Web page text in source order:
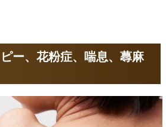
ー、花粉症、喘息、蕁麻